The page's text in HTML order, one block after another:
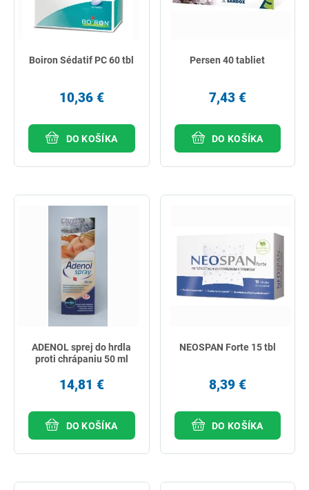
Boiron Sédatif PC 60 tbl
10,36 €
DO KOŠÍKA
Persen 40 tabliet
7,43 €
DO KOŠÍKA
ADENOL sprej do hrdla
proti chrápaniu 50 ml
14,81 €
DO KOŠÍKA
NEOSPAN Forte 15 tbl
8,39 €
DO KOŠÍKA